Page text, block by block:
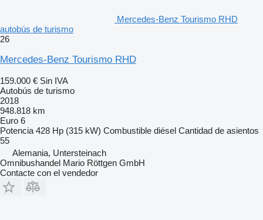
Mercedes-Benz Tourismo RHD
autobús de turismo
26
Mercedes-Benz Tourismo RHD
159.000 € Sin IVA
Autobús de turismo
2018
948.818 km
Euro 6
Potencia 428 Hp (315 kW) Combustible diésel Cantidad de asientos
55
Alemania, Untersteinach
Omnibushandel Mario Röttgen GmbH
Contacte con el vendedor